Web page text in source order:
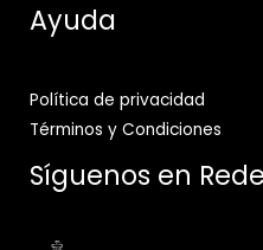
Ayuda
Política de privacidad
Términos y Condiciones
Síguenos en